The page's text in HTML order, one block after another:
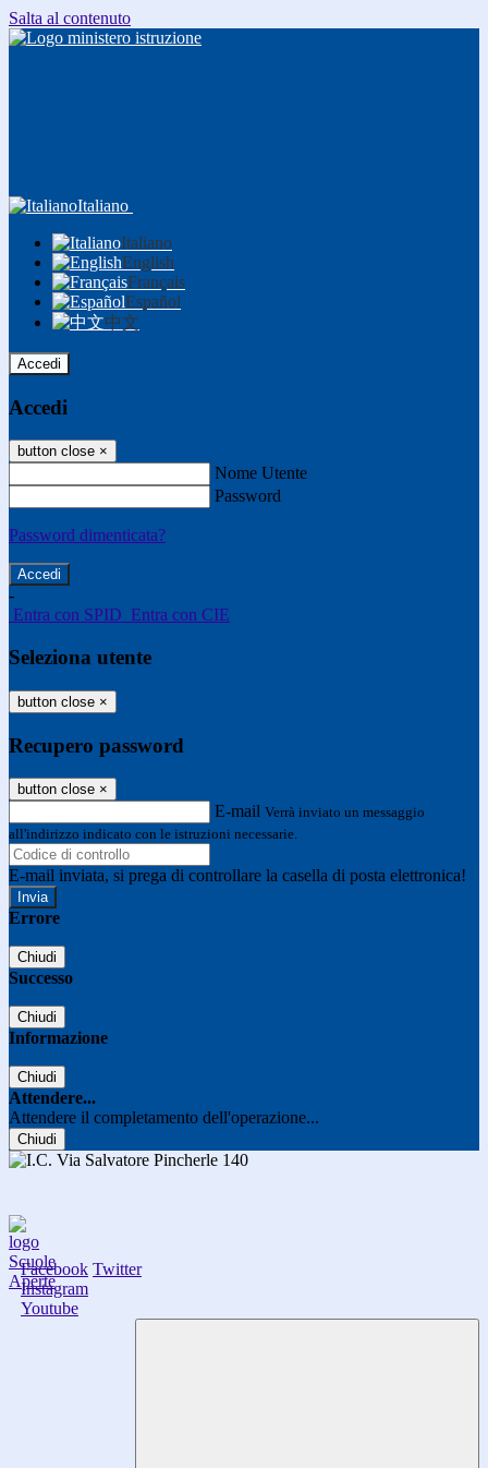
Salta al contenuto
Italiano
Italiano
English
Français
Español
中文
Accedi
Accedi
button close ×
Nome Utente
Password
Password dimenticata?
-
Entra con SPID Entra con CIE
Seleziona utente
button close ×
Recupero password
button close ×
E-mail Verrà inviato un messaggio
all'indirizzo indicato con le istruzioni necessarie.
E-mail inviata, si prega di controllare la casella di posta elettronica!
Errore
Chiudi
Successo
Chiudi
Informazione
Chiudi
Attendere...
Attendere il completamento dell'operazione...
Chiudi
Facebook Twitter
Instagram
Youtube